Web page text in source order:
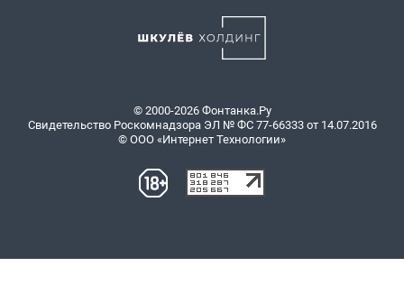
© 2000-2026 Фонтанка.Ру
Свидетельство Роскомнадзора ЭЛ № ФС 77-66333 от 14.07.2016
© ООО «Интернет Технологии»